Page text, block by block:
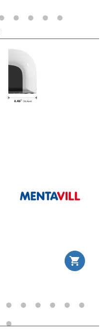
shopping_cart